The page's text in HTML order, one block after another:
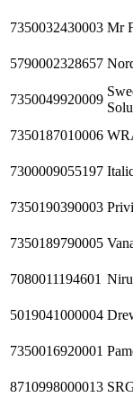
7350032430003 Mr
5790002328657
7350049920009
7350187010006
7300009055197
7350190390003
7350189790005
7080011194601
5019041000004
7350016920001
8710998000013